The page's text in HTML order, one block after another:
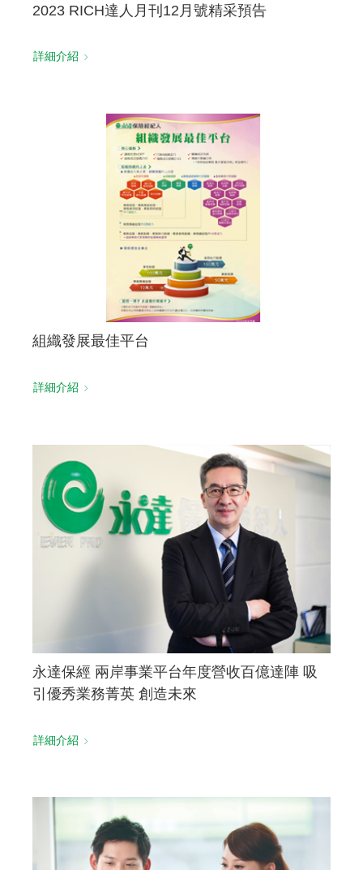
2023 RICH達人月刊12月號精采預告
詳細介紹
組織發展最佳平台
詳細介紹
永達保經 兩岸事業平台年度營收百億達陣 吸
引優秀業務菁英 創造未來
詳細介紹